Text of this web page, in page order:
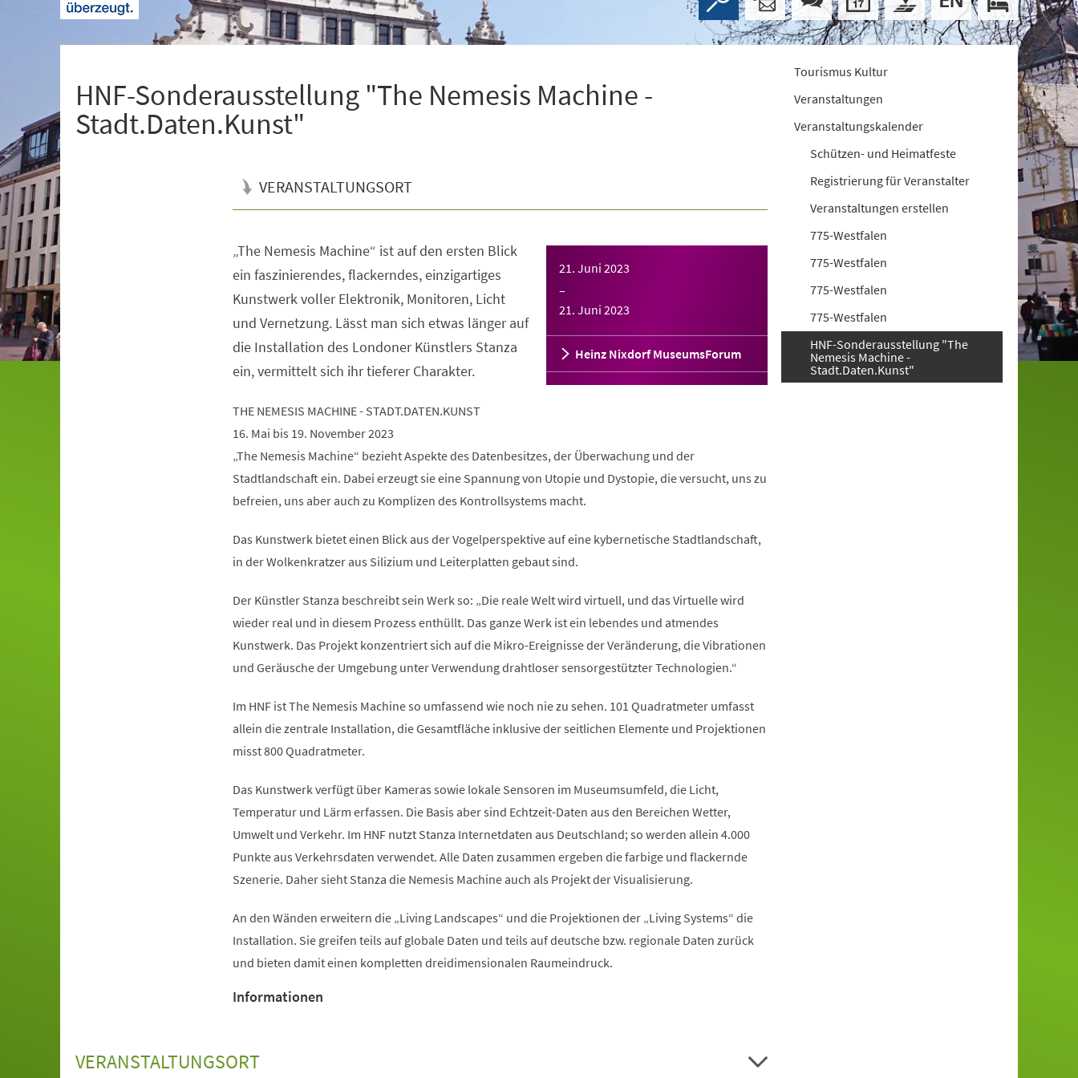
HNF-Sonderausstellung "The Nemesis Machine -
Stadt.Daten.Kunst"
VERANSTALTUNGSORT
21. Juni 2023
–
21. Juni 2023
Heinz Nixdorf MuseumsForum
„The Nemesis Machine“ ist auf den ersten Blick
ein faszinierendes, flackerndes, einzigartiges
Kunstwerk voller Elektronik, Monitoren, Licht
und Vernetzung. Lässt man sich etwas länger auf
die Installation des Londoner Künstlers Stanza
ein, vermittelt sich ihr tieferer Charakter.
THE NEMESIS MACHINE - STADT.DATEN.KUNST
16. Mai bis 19. November 2023
„The Nemesis Machine“ bezieht Aspekte des Datenbesitzes, der Überwachung und der
Stadtlandschaft ein. Dabei erzeugt sie eine Spannung von Utopie und Dystopie, die versucht, uns zu
befreien, uns aber auch zu Komplizen des Kontrollsystems macht.
Das Kunstwerk bietet einen Blick aus der Vogelperspektive auf eine kybernetische Stadtlandschaft,
in der Wolkenkratzer aus Silizium und Leiterplatten gebaut sind.
Der Künstler Stanza beschreibt sein Werk so: „Die reale Welt wird virtuell, und das Virtuelle wird
wieder real und in diesem Prozess enthüllt. Das ganze Werk ist ein lebendes und atmendes
Kunstwerk. Das Projekt konzentriert sich auf die Mikro-Ereignisse der Veränderung, die Vibrationen
und Geräusche der Umgebung unter Verwendung drahtloser sensorgestützter Technologien.“
Im HNF ist The Nemesis Machine so umfassend wie noch nie zu sehen. 101 Quadratmeter umfasst
allein die zentrale Installation, die Gesamtfläche inklusive der seitlichen Elemente und Projektionen
misst 800 Quadratmeter.
Das Kunstwerk verfügt über Kameras sowie lokale Sensoren im Museumsumfeld, die Licht,
Temperatur und Lärm erfassen. Die Basis aber sind Echtzeit-Daten aus den Bereichen Wetter,
Umwelt und Verkehr. Im HNF nutzt Stanza Internetdaten aus Deutschland; so werden allein 4.000
Punkte aus Verkehrsdaten verwendet. Alle Daten zusammen ergeben die farbige und flackernde
Szenerie. Daher sieht Stanza die Nemesis Machine auch als Projekt der Visualisierung.
An den Wänden erweitern die „Living Landscapes“ und die Projektionen der „Living Systems“ die
Installation. Sie greifen teils auf globale Daten und teils auf deutsche bzw. regionale Daten zurück
und bieten damit einen kompletten dreidimensionalen Raumeindruck.
Informationen
VERANSTALTUNGSORT
Tourismus Kultur
Veranstaltungen
Veranstaltungskalender
Schützen- und Heimatfeste
Registrierung für Veranstalter
Veranstaltungen erstellen
775-Westfalen
775-Westfalen
775-Westfalen
775-Westfalen
HNF-Sonderausstellung "The
Nemesis Machine -
Stadt.Daten.Kunst"